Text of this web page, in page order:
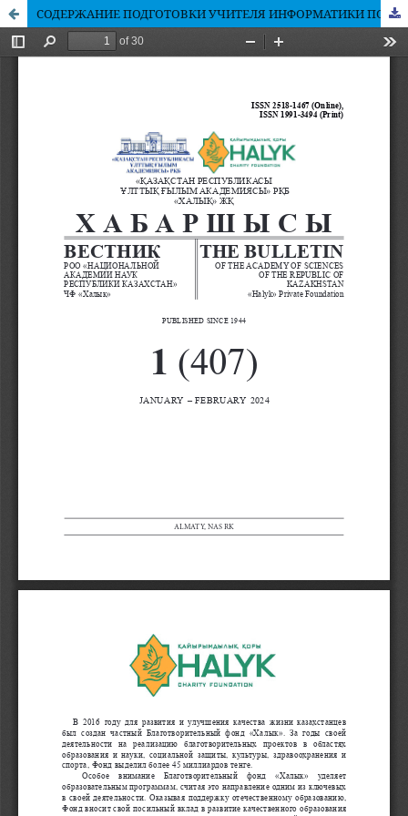
СОДЕРЖАНИЕ ПОДГОТОВКИ УЧИТЕЛЯ ИНФОРМАТИКИ ПО ДОПОЛНЕННОЙ РЕАЛЬНОСТИ